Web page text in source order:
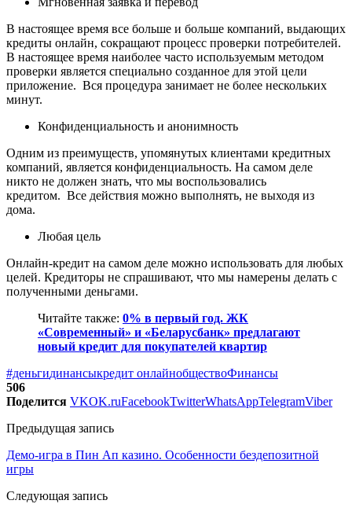
В настоящее время все больше и больше компаний, выдающих
кредиты онлайн, сокращают процесс проверки потребителей.
В настоящее время наиболее часто используемым методом
проверки является специально созданное для этой цели
приложение. Вся процедура занимает не более нескольких
минут.
Конфиденциальность и анонимность
Одним из преимуществ, упомянутых клиентами кредитных
компаний, является конфиденциальность. На самом деле
никто не должен знать, что мы воспользовались
кредитом. Все действия можно выполнять, не выходя из
дома.
Любая цель
Онлайн-кредит на самом деле можно использовать для любых
целей. Кредиторы не спрашивают, что мы намерены делать с
полученными деньгами.
Читайте также: 0% в первый год. ЖК
«Современный» и «Беларусбанк» предлагают
новый кредит для покупателей квартир
#деньгидинансыкредит онлайнобществоФинансы
506
Поделится VKOK.ruFacebookTwitterWhatsAppTelegramViber
Предыдущая запись
Демо-игра в Пин Ап казино. Особенности бездепозитной
игры
Следующая запись